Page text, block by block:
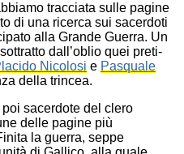
tracciata sulle pagine
di una ricerca sui sacerdoti
alla Grande Guerra. Un
dall’oblio quei preti-
Nicolosi e Pasquale
della trincea.
sacerdote del clero
delle pagine più
la guerra, seppe